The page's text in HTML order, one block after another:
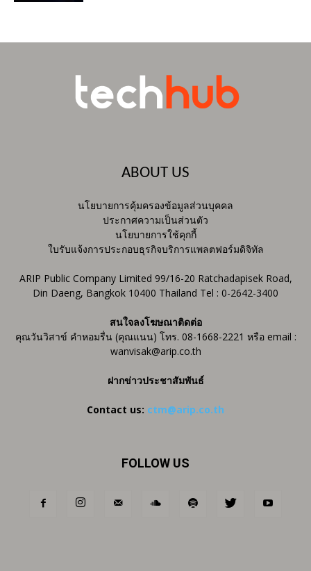
ABOUT US
นโยบายการคุ้มครองข้อมูลส่วนบุคคล
ประกาศความเป็นส่วนตัว
นโยบายการใช้คุกกี้
ใบรับแจ้งการประกอบธุรกิจบริการแพลตฟอร์มดิจิทัล
ARIP Public Company Limited 99/16-20 Ratchadapisek Road,
Din Daeng, Bangkok 10400 Thailand Tel : 0-2642-3400
สนใจลงโฆษณาติดต่อ
คุณวันวิสาข์ คำหอมรื่น (คุณแนน) โทร. 08-1668-2221 หรือ email :
wanvisak@arip.co.th
ฝากข่าวประชาสัมพันธ์
Contact us: ctm@arip.co.th
FOLLOW US